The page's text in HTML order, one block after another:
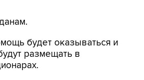
будет оказываться и
размещать в